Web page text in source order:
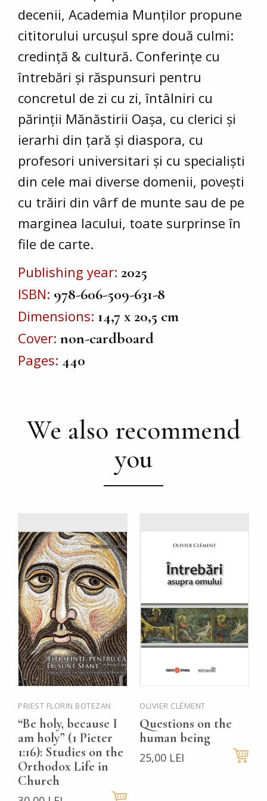
decenii, Academia Munților propune
cititorului urcușul spre două culmi:
credință & cultură. Conferințe cu
întrebări și răspunsuri pentru
concretul de zi cu zi, întâlniri cu
părinții Mănăstirii Oașa, cu clerici și
ierarhi din țară și diaspora, cu
profesori universitari și cu specialiști
din cele mai diverse domenii, povești
cu trăiri din vârf de munte sau de pe
marginea lacului, toate surprinse în
file de carte.
Publishing year 2025
ISBN 978-606-509-631-8
Dimensions 14,7 x 20,5 cm
Cover non-cardboard
Pages 440
We also recommend
you
PRIEST FLORIN BOTEZAN
“Be holy, because I
am holy” (1 Pieter
1:16): Studies on the
Orthodox Life in
Church
OLIVIER CLÉMENT
Questions on the
human being
25,00 LEI